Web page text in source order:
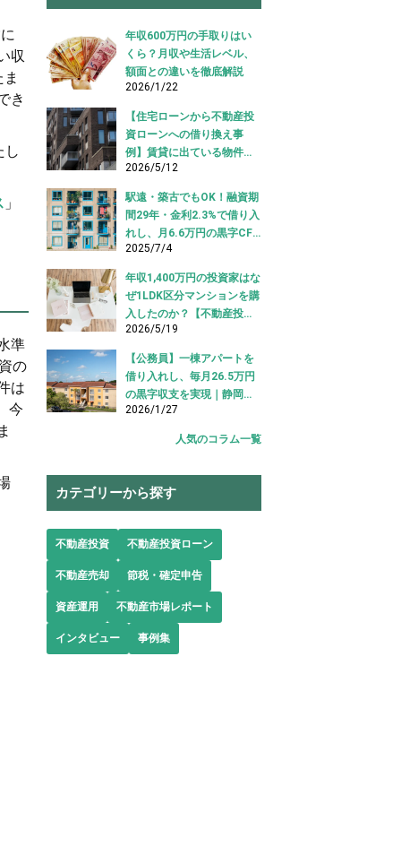
収
き
し
」
準
の
は
今
年収600万円の手取りはい
くら？月収や生活レベル、
額面との違いを徹底解説
2026/1/22
【住宅ローンから不動産投
資ローンへの借り換え事
例】賃貸に出ている物件を
適切な投資ローンへ切り替
え！
2026/5/12
駅遠・築古でもOK！融資期
間29年・金利2.3%で借り入
れし、月6.6万円の黒字CF
を実現【不動産投資ロー
ン】
2025/7/4
年収1,400万円の投資家はな
ぜ1LDK区分マンションを購
入したのか？【不動産投資
購入事例】
2026/5/19
【公務員】一棟アパートを
借り入れし、毎月26.5万円
の黒字収支を実現｜静岡県
【アパートローン 借り入れ
2026/1/27
人気のコラム一覧
カテゴリーから探す
不動産投資 不動産投資ローン
不動産売却 節税・確定申告
資産運用 不動産市場レポート
インタビュー 事例集